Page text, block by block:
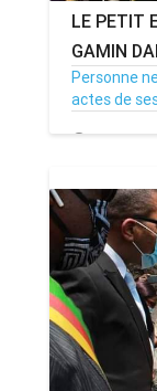
LE PETIT
GAMIN
Personne
actes de
21/02/